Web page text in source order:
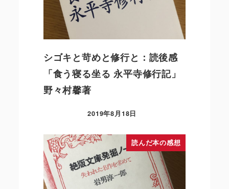
シゴキと苛めと修行と：読後感
「食う寝る坐る 永平寺修行記」
野々村馨著
2019年8月18日
読んだ本の感想